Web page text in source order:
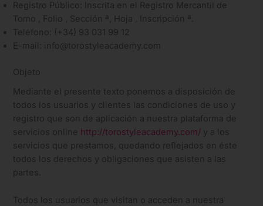
Registro Público: Inscrita en el Registro Mercantil de
Tomo , Folio , Sección ª, Hoja , Inscripción ª.
Teléfono: (+34) 93 031 99 12
E-mail: info@torostyleacademy.com
Objeto
Mediante el presente texto ponemos a disposición de
todos los usuarios y clientes las condiciones de uso y
registro que son de aplicación a nuestra plataforma de
servicios online http://torostyleacademy.com/ y a los
servicios que prestamos, quedando reflejados en éste
todos los derechos y obligaciones que asisten a las
partes.
Todos los usuarios que visitan o acceden a nuestra